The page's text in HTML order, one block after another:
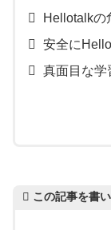
Hellotalkの
安全に
真面目な学
この記事を書